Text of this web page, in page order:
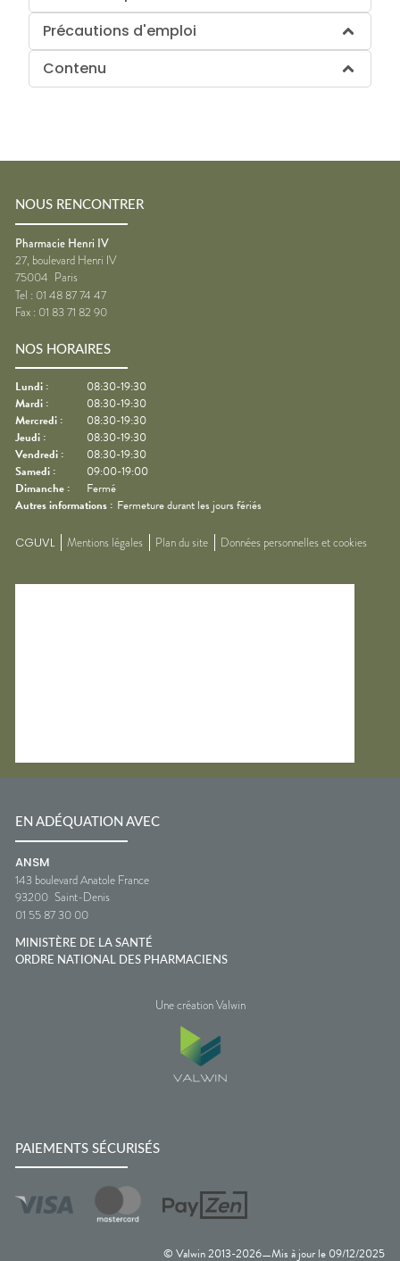
Précautions d'emploi
Contenu
© Valwin 2013-2026—Mis à jour le 09/12/2025
NOUS RENCONTRER
Pharmacie Henri IV
27, boulevard Henri IV
75004 Paris
Tel : 01 48 87 74 47
Fax : 01 83 71 82 90
NOS HORAIRES
Lundi :
08:30-19:30
Mardi :
08:30-19:30
Mercredi :
08:30-19:30
Jeudi :
08:30-19:30
Vendredi :
08:30-19:30
Samedi :
09:00-19:00
Dimanche :
Fermé
Autres informations : Fermeture durant les jours fériés
CGUVL Mentions légales Plan du site Données personnelles et cookies
EN ADÉQUATION AVEC
ANSM
143 boulevard Anatole France
93200 Saint-Denis
01 55 87 30 00
MINISTÈRE DE LA SANTÉ
ORDRE NATIONAL DES PHARMACIENS
Une création Valwin
PAIEMENTS SÉCURISÉS